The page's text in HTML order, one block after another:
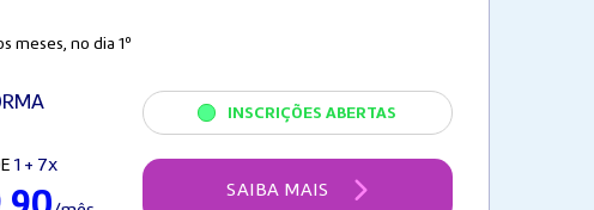
meses, no dia 1º
1 + 7x
INSCRIÇÕES ABERTAS
SAIBA MAIS